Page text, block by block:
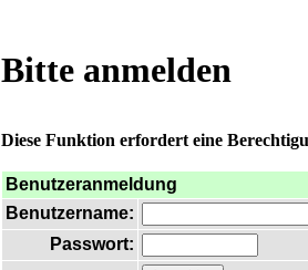
Bitte anmelden
Diese Funktion erfordert eine
Benutzeranmeldung
Benutzername:
Passwort: